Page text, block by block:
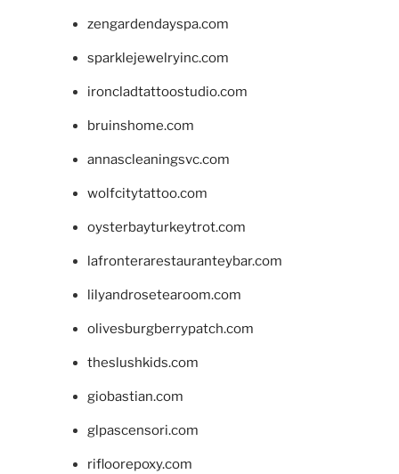
zengardendayspa.com
sparklejewelryinc.com
ironcladtattoostudio.com
bruinshome.com
annascleaningsvc.com
wolfcitytattoo.com
oysterbayturkeytrot.com
lafronterarestauranteybar.com
lilyandrosetearoom.com
olivesburgberrypatch.com
theslushkids.com
giobastian.com
glpascensori.com
rifloorepoxy.com